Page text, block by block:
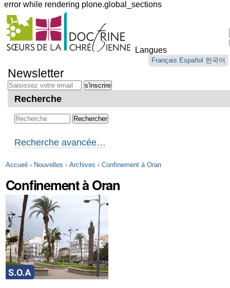
error while rendering plone.global_sections
Outils
personnels
Langues
Français Español 한국어
au
contenu.
Aller
navigation
Newsletter
Recherche
Recherche avancée…
Accueil › Nouvelles › Archives › Confinement à Oran
Confinement à Oran